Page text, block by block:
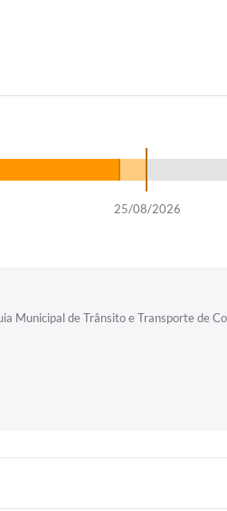
25/08/2026
Municipal de Trânsito e Transporte de